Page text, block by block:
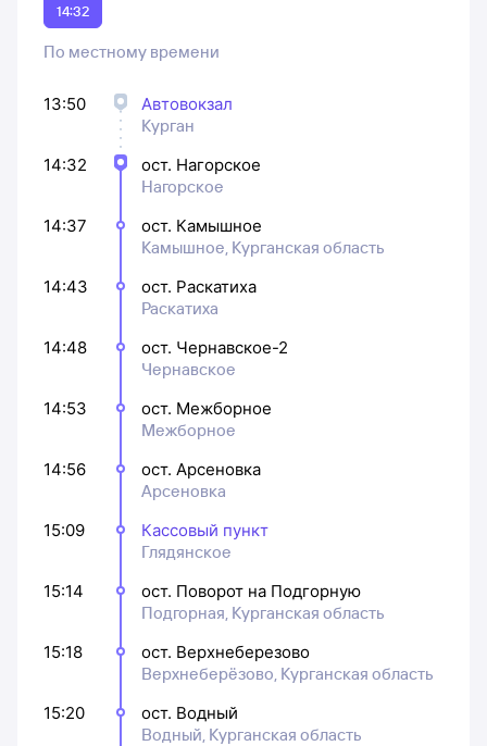
14:32
По местному времени
13:50
Автовокзал
Курган
14:32
ост. Нагорское
Нагорское
14:37
ост. Камышное
Камышное, Курганская область
14:43
ост. Раскатиха
Раскатиха
14:48
ост. Чернавское-2
Чернавское
14:53
ост. Межборное
Межборное
14:56
ост. Арсеновка
Арсеновка
15:09
Кассовый пункт
Глядянское
15:14
ост. Поворот на Подгорную
Подгорная, Курганская область
15:18
ост. Верхнеберезово
Верхнеберёзово, Курганская область
15:20
ост. Водный
Водный, Курганская область